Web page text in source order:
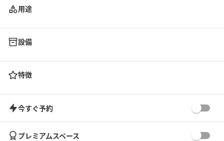
用途
設備
特徴
今すぐ予約
プレミアムスペース